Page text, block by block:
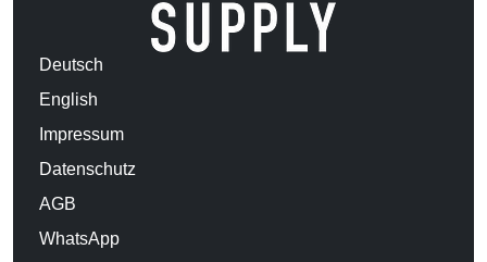
Deutsch
English
Impressum
Datenschutz
AGB
WhatsApp